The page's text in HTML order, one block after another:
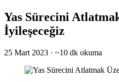
Yas Sürecini
İyileşeceğiz
25 Mart 2023 · ~10 dk okuma